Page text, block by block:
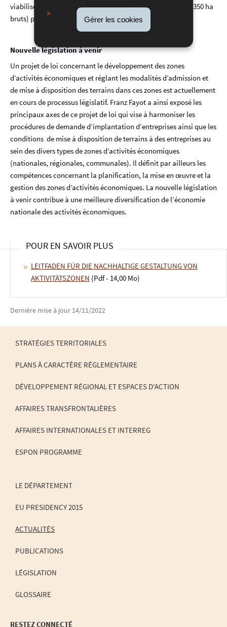
Gérer les cookies
viabiliser un maximum des surfaces prévues par le PSZAE (350 ha
bruts) pour les zones d’activités économiques régionales.
Nouvelle législation à venir
Un projet de loi concernant le développement des zones
d’activités économiques et réglant les modalités d’admission et
de mise à disposition des terrains dans ces zones est actuellement
en cours de processus législatif. Franz Fayot a ainsi exposé les
principaux axes de ce projet de loi qui vise à harmoniser les
procédures de demande d’implantation d’entreprises ainsi que les
conditions de mise à disposition de terrains à des entreprises au
sein des divers types de zones d’activités économiques
(nationales, régionales, communales). Il définit par ailleurs les
compétences concernant la planification, la mise en œuvre et la
gestion des zones d’activités économiques. La nouvelle législation
à venir contribue à une meilleure diversification de l’économie
nationale des activités économiques.
POUR EN SAVOIR PLUS
LEITFADEN FÜR DIE NACHHALTIGE GESTALTUNG VON
AKTIVITÄTSZONEN (Pdf - 14,00 Mo)
Dernière mise à jour 14/11/2022
MENU
DE
NAVIGATION
STRATÉGIES TERRITORIALES
PLANS À CARACTÈRE RÉGLEMENTAIRE
DÉVELOPPEMENT RÉGIONAL ET ESPACES D'ACTION
AFFAIRES TRANSFRONTALIÈRES
AFFAIRES INTERNATIONALES ET INTERREG
ESPON PROGRAMME
LE DÉPARTEMENT
EU PRESIDENCY 2015
ACTUALITÉS
PUBLICATIONS
LÉGISLATION
GLOSSAIRE
RESTEZ CONNECTÉ